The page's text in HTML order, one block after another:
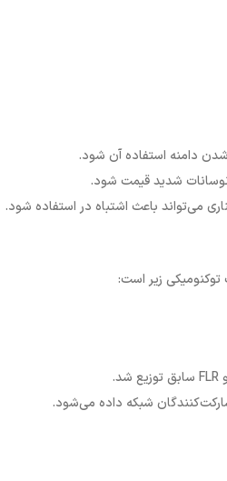
دامنه استفاده آن شود.
می‌تواند باعث اشتباه در استفاده شود.
زیر است:
شبکه داده می‌شود.